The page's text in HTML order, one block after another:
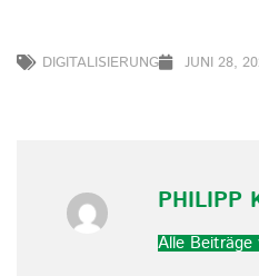
DIGITALISIERUNG JUNI 28,
PHILIPP
Alle